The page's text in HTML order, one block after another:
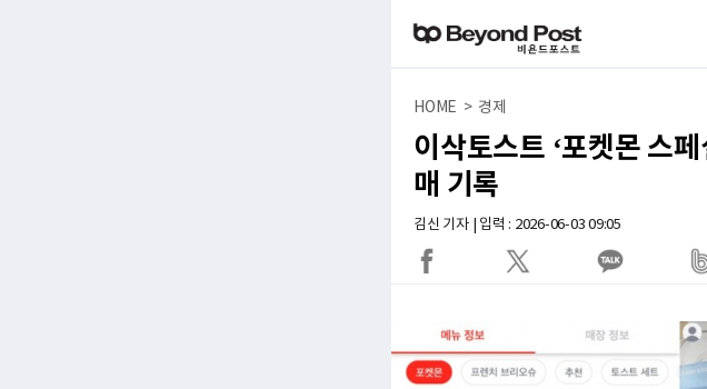
HOME > 경제
이삭토스트 ‘포켓몬 스
매 기록
김신 기자 | 입력 : 2026-06-03 09:05